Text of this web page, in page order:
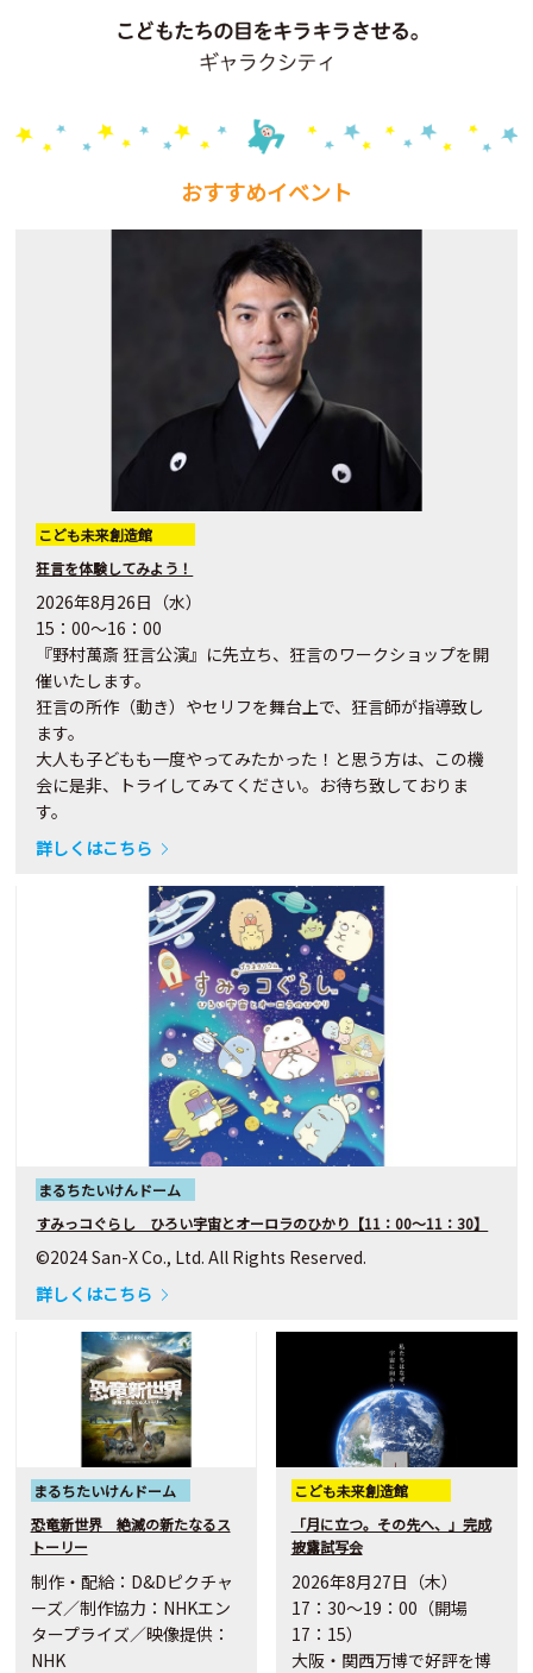
おすすめイベント
こども未来創造館
狂言を体験してみよう！
2026年8月26日（水）
15：00～16：00
『野村萬斎 狂言公演』に先立ち、狂言のワークショップを開
催いたします。
狂言の所作（動き）やセリフを舞台上で、狂言師が指導致し
ます。
大人も子どもも一度やってみたかった！と思う方は、この機
会に是非、トライしてみてください。お待ち致しておりま
す。
詳しくはこちら
まるちたいけんドーム
すみっコぐらし ひろい宇宙とオーロラのひかり【11：00～11：30】
©2024 San-X Co., Ltd. All Rights Reserved.
詳しくはこちら
まるちたいけんドーム
恐竜新世界 絶滅の新たなるス
トーリー
制作・配給：D&Dピクチャ
ーズ／制作協力：NHKエン
タープライズ／映像提供：
NHK
こども未来創造館
「月に立つ。その先へ、」完成
披露試写会
2026年8月27日（木）
17：30～19：00（開場
17：15）
大阪・関西万博で好評を博